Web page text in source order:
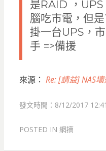
是RAID ，
腦吃市電，但
掛一台UPS，
手 =>備援
來源： Re: [請益] NAS
發文時間：8/12/2017
POSTED IN 網摘